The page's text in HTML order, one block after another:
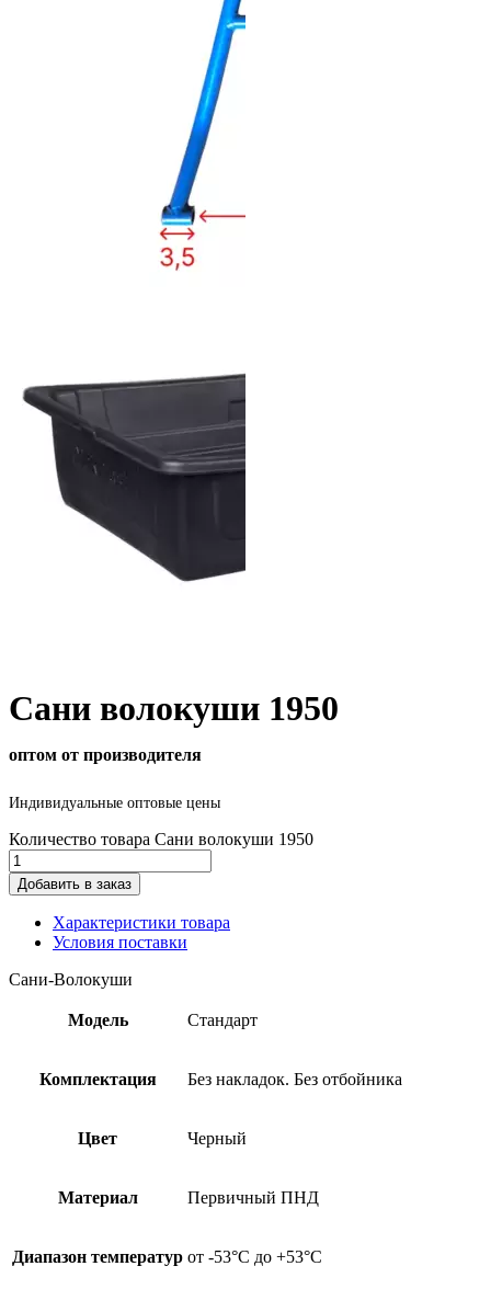
Сани волокуши 1950
оптом от производителя
Индивидуальные оптовые цены
Количество товара Сани волокуши 1950
Добавить в заказ
Характеристики товара
Условия поставки
Сани-Волокуши
Модель Стандарт
Комплектация Без накладок. Без отбойника
Цвет Черный
Материал Первичный ПНД
Диапазон температур от -53°С до +53°С